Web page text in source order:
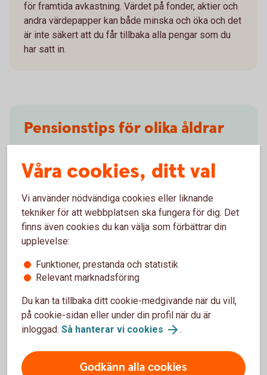
för framtida avkastning. Värdet på fonder, aktier och
andra värdepapper kan både minska och öka och det
är inte säkert att du får tillbaka alla pengar som du
har satt in.
Pensionstips för olika åldrar
kommer i gång? Ta del av våra pensionstips för olika
åldrar.
Pensionstips för olika åldrar
Börja spara till pension
Låt oss hjälpa dig att komma igång med
pensionssparandet till din framtida pension!
Pensionsspara privat - räkna ut din pension
Våra cookies, ditt val
Vi använder nödvändiga cookies eller liknande
tekniker för att webbplatsen ska fungera för dig. Det
finns även cookies du kan välja som förbättrar din
upplevelse:
Funktioner, prestanda och statistik
Relevant marknadsföring
Du kan ta tillbaka ditt cookie-medgivande när du vill,
på cookie-sidan eller under din profil när du är
inloggad. Så hanterar vi cookies .
Godkänn alla cookies